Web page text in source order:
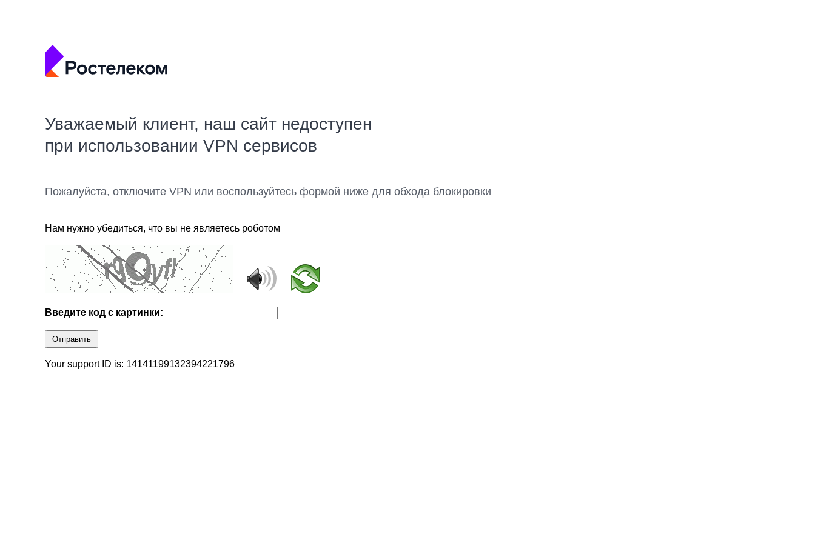
Уважаемый клиент, наш сайт недоступен
при использовании VPN сервисов
Пожалуйста, отключите VPN или воспользуйтесь формой ниже для обхода блокировки
Нам нужно убедиться, что вы не являетесь роботом
Введите код с картинки:
Отправить
Your support ID is: 14141199132394221796